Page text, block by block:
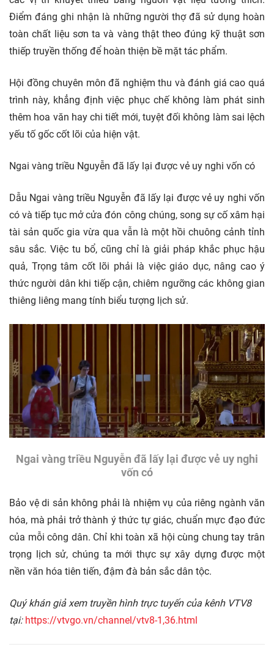
Điểm đáng ghi nhận là những người thợ đã sử dụng hoàn
toàn chất liệu sơn ta và vàng thật theo đúng kỹ thuật sơn
thiếp truyền thống để hoàn thiện bề mặt tác phẩm.
Hội đồng chuyên môn đã nghiệm thu và đánh giá cao quá
trình này, khẳng định việc phục chế không làm phát sinh
thêm hoa văn hay chi tiết mới, tuyệt đối không làm sai lệch
yếu tố gốc cốt lõi của hiện vật.
Ngai vàng triều Nguyễn đã lấy lại được vẻ uy nghi vốn có
Dẫu Ngai vàng triều Nguyễn đã lấy lại được vẻ uy nghi vốn
có và tiếp tục mở cửa đón công chúng, song sự cố xâm hại
tài sản quốc gia vừa qua vẫn là một hồi chuông cảnh tỉnh
sâu sắc. Việc tu bổ, cũng chỉ là giải pháp khắc phục hậu
quả, Trọng tâm cốt lõi phải là việc giáo dục, nâng cao ý
thức người dân khi tiếp cận, chiêm ngưỡng các không gian
thiêng liêng mang tính biểu tượng lịch sử.
Ngai vàng triều Nguyễn đã lấy lại được vẻ uy nghi
vốn có
Bảo vệ di sản không phải là nhiệm vụ của riêng ngành văn
hóa, mà phải trở thành ý thức tự giác, chuẩn mực đạo đức
của mỗi công dân. Chỉ khi toàn xã hội cùng chung tay trân
trọng lịch sử, chúng ta mới thực sự xây dựng được một
nền văn hóa tiên tiến, đậm đà bản sắc dân tộc.
Quý khán giả xem truyền hình trực tuyến của kênh VTV8
tại: https://vtvgo.vn/channel/vtv8-1,36.html